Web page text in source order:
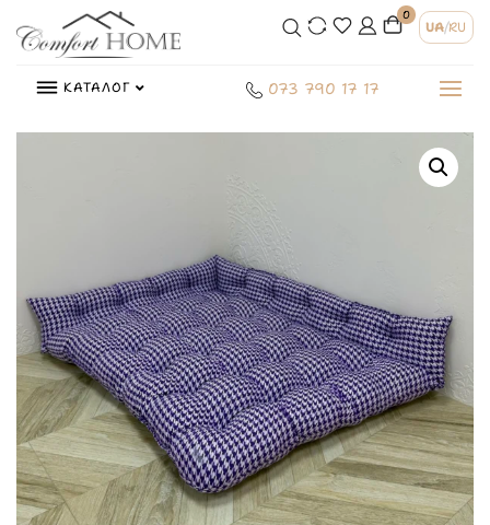
0
UA/RU
КАТАЛОГ 073 790 17 17